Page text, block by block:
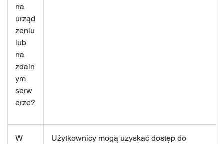
na
urząd
zeniu
lub
na
zdaln
ym
serw
erze?
W
Użytkownicy mogą uzyskać dostęp do